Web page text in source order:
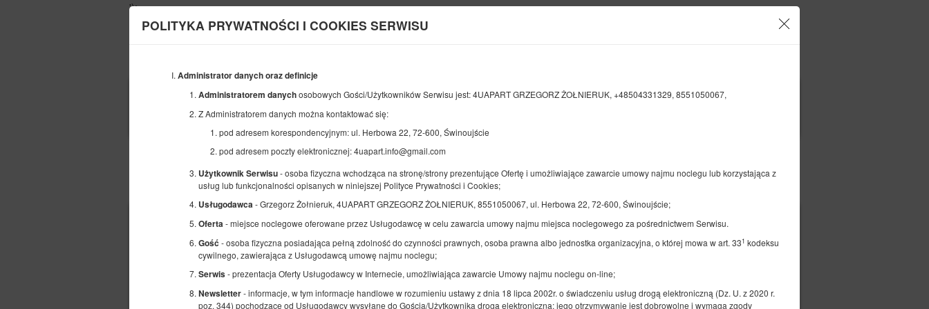
POLITYKA PRYWATNOŚCI I COOKIES SERWISU
Administrator danych oraz definicje
Administratorem danychosobowych Gości/Użytkowników Serwisu jest: 4UAPART GRZEGORZ ŻOŁNIERUK, +48504331329, 8551050067,
Z Administratorem danych można kontaktować się:
pod adresem korespondencyjnym: ul. Herbowa 22, 72-600, Świnoujście
pod adresem poczty elektronicznej: 4uapart.info@gmail.com
Użytkownik Serwisu- osoba fizyczna wchodząca na stronę/strony prezentujące Ofertę i umożliwiające zawarcie umowy najmu noclegu lub korzystająca z
usług lub funkcjonalności opisanych w niniejszej Polityce Prywatności i Cookies;
Usługodawca - Grzegorz Żołnieruk, 4UAPART GRZEGORZ ŻOŁNIERUK, 8551050067, ul. Herbowa 22, 72-600, Świnoujście;
Oferta - miejsce noclegowe oferowane przez Usługodawcę w celu zawarcia umowy najmu miejsca noclegowego za pośrednictwem Serwisu.
Gość - osoba fizyczna posiadająca pełną zdolność do czynności prawnych, osoba prawna albo jednostka organizacyjna, o której mowa w art. 331 kodeksu
cywilnego, zawierająca z Usługodawcą umowę najmu noclegu;
Serwis - prezentacja Oferty Usługodawcy w Internecie, umożliwiająca zawarcie Umowy najmu noclegu on-line;
Newsletter- informacje, w tym informacje handlowe w rozumieniu ustawy z dnia 18 lipca 2002r. o świadczeniu usług drogą elektroniczną (Dz. U. z 2020 r.
poz. 344) pochodzące od Usługodawcy wysyłane do Gościa/Użytkownika drogą elektroniczną; jego otrzymywanie jest dobrowolne i wymaga zgody
');
SIERPNIA
KONIEC
10
SIERPNIA
LICZBA OSÓB
Wybierz ofertę Doprecyzuj rezerwację Potwierdź rezerwację
4UApart-Apartment suite
Dostępna liczba: 1
4 osoby
pow. 38,00 m2
1 sypialnia